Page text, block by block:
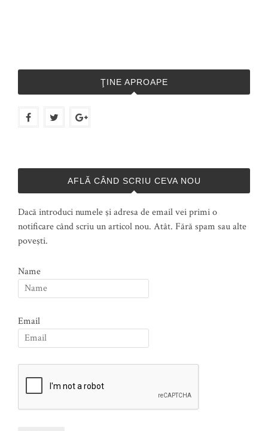
ŢINE APROAPE
AFLĂ CÂND SCRIU CEVA NOU
Dacă introduci numele şi adresa de email vei primi o
notificare când scriu un articol nou. Atât. Fără spam sau alte
poveşti.
Name
Email